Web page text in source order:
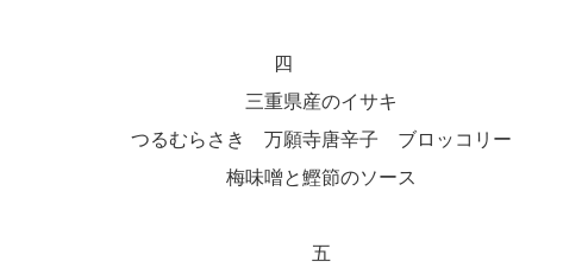
四
三重県産のイサキ
つるむらさき 万願寺唐辛子 ブロッコリー
梅味噌と鰹節のソース
五